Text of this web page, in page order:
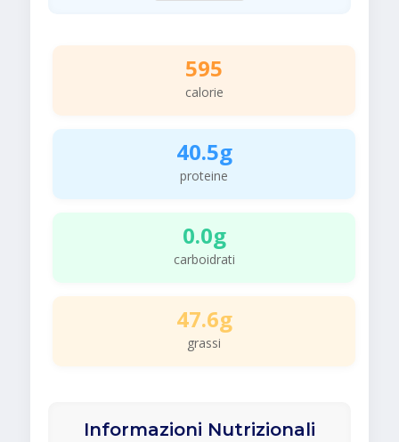
595
calorie
40.5g
proteine
0.0g
carboidrati
47.6g
grassi
Informazioni Nutrizionali